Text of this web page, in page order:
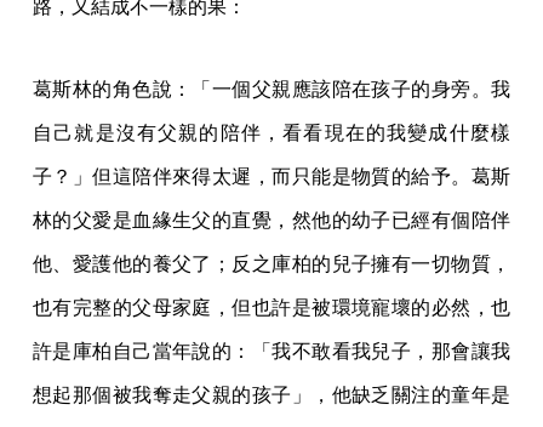
路，又結成不一樣的果：
葛斯林的角色說：「一個父親應該陪在孩子的身旁。我
自己就是沒有父親的陪伴，看看現在的我變成什麼樣
子？」但這陪伴來得太遲，而只能是物質的給予。葛斯
林的父愛是血緣生父的直覺，然他的幼子已經有個陪伴
他、愛護他的養父了；反之庫柏的兒子擁有一切物質，
也有完整的父母家庭，但也許是被環境寵壞的必然，也
許是庫柏自己當年說的：「我不敢看我兒子，那會讓我
想起那個被我奪走父親的孩子」，他缺乏關注的童年是